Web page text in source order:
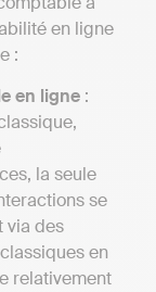
en ligne
:
en ligne :
la seule
se
via des
en
relativement